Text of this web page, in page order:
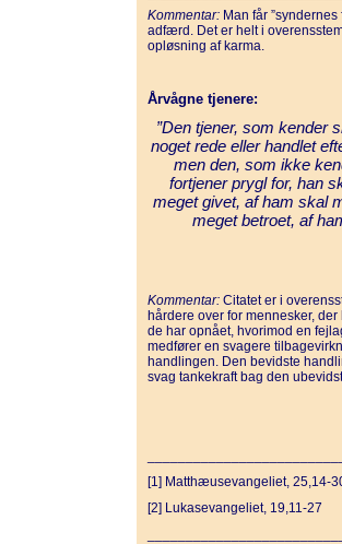
Kommentar: Man får
adfærd. Det er helt i
opløsning af karma.
Årvågne tjenere:
”Den tjener, som kender
noget rede eller handlet
men den, som ikke
fortjener prygl for, han
meget givet, af ham skal
meget betroet, af
Kommentar: Citatet er i
hårdere over for mennesker,
de har opnået, hvorimod en
medfører en svagere
handlingen. Den bevidste
svag tankekraft bag den
[1] Matthæusevangeliet, 25,14-
[2] Lukasevangeliet, 19,11-27